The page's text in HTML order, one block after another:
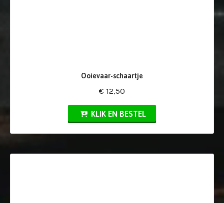
Ooievaar-schaartje
€ 12,50
KLIK EN BESTEL